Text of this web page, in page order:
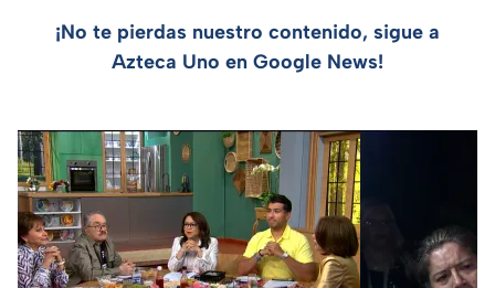
¡No te pierdas nuestro contenido, sigue a
Azteca Uno en Google News!